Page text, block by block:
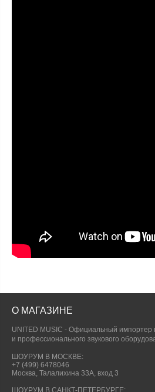
О МАГАЗИНЕ
UNITED MUSIC - Официальный импортер
и профессионального звукового
ШОУРУМ В МОСКВЕ:
+7 (499) 6478046
Москва, Талалихина 33А, вход 3
ШОУРУМ В САНКТ-ПЕТЕРБУРГЕ: